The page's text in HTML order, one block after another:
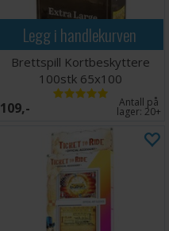
Legg i handlekurven
Brettspill Kortbeskyttere
100stk 65x100
109,- Antall på
lager: 20+